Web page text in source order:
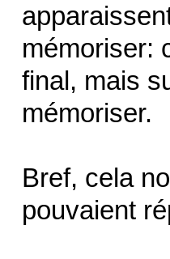
mémoriser:
final, mais
mémoriser.
Bref, cela
pouvaient